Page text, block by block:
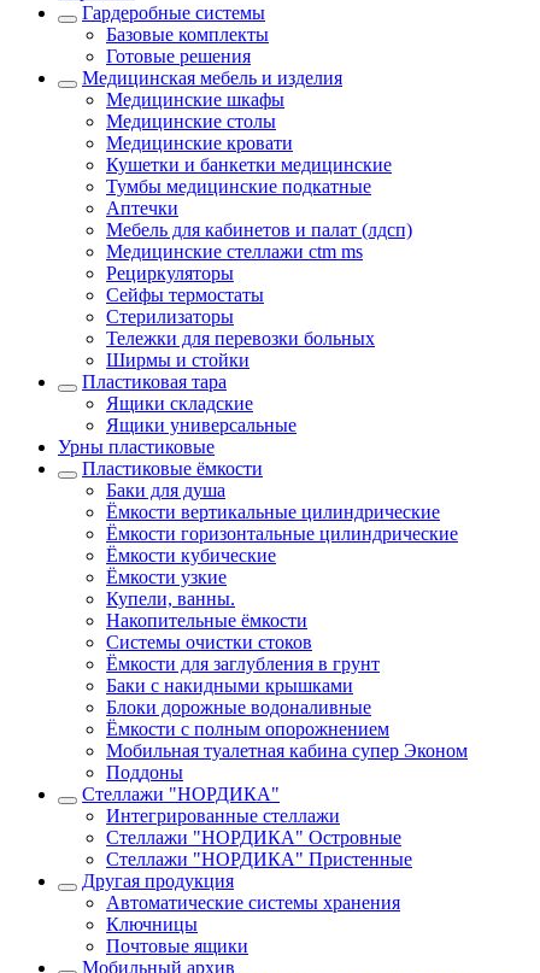
Гардеробные системы
Базовые комплекты
Готовые решения
Медицинская мебель и изделия
Медицинские шкафы
Медицинские столы
Медицинские кровати
Кушетки и банкетки медицинские
Тумбы медицинские подкатные
Аптечки
Мебель для кабинетов и палат (лдсп)
Медицинские стеллажи ctm ms
Рециркуляторы
Сейфы термостаты
Стерилизаторы
Тележки для перевозки больных
Ширмы и стойки
Пластиковая тара
Ящики складские
Ящики универсальные
Урны пластиковые
Пластиковые ёмкости
Баки для душа
Ёмкости вертикальные цилиндрические
Ёмкости горизонтальные цилиндрические
Ёмкости кубические
Ёмкости узкие
Купели, ванны.
Накопительные ёмкости
Системы очистки стоков
Ёмкости для заглубления в грунт
Баки с накидными крышками
Блоки дорожные водоналивные
Ёмкости с полным опорожнением
Мобильная туалетная кабина супер Эконом
Поддоны
Стеллажи "НОРДИКА"
Интегрированные стеллажи
Стеллажи "НОРДИКА" Островные
Стеллажи "НОРДИКА" Пристенные
Другая продукция
Автоматические системы хранения
Ключницы
Почтовые ящики
Мобильный архив